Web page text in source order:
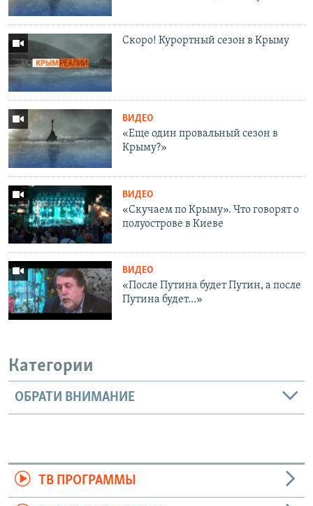
Скоро! Курортный сезон в Крыму
ВИДЕО
«Еще один провальный сезон в
Крыму?»
ВИДЕО
«Скучаем по Крыму». Что говорят о
полуострове в Киеве
ВИДЕО
«После Путина будет Путин, а после
Путина будет...»
Категории
ОБРАТИ ВНИМАНИЕ
ТВ ПРОГРАММЫ